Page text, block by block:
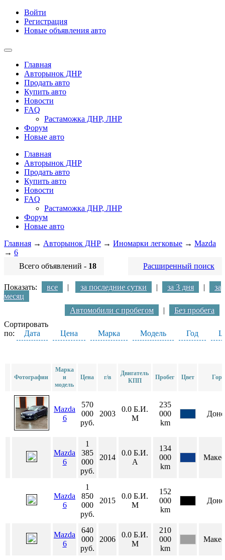
Войти
Регистрация
Новые объявления авто
Главная
Авторынок ДНР
Продать авто
Купить авто
Новости
FAQ
Растаможка ДНР, ЛНР
Форум
Новые авто
Главная
Авторынок ДНР
Продать авто
Купить авто
Новости
FAQ
Растаможка ДНР, ЛНР
Форум
Новые авто
Главная → Авторынок ДНР → Иномарки легковые → Mazda
→ 6
Всего объявлений - 18 Расширенный поиск
Показать: все | за последние сутки | за 3 дня |
за
месяц
Автомобили с пробегом
|
Без пробега
Сортировать
по:
Дата Цена Марка Модель Год
Фотографии
Марка
и
модель
Цена г/в
Двигатель
КПП
Пробег Цвет
Mazda
6
570
000
руб.
2003
0.0 Б.И.
М
235
000
km
Mazda
6
1
385
000
руб.
2014
0.0 Б.И.
А
134
000
km
Mazda
6
1
850
000
руб.
2015
0.0 Б.И.
М
152
000
km
Mazda
6
640
000
руб.
2006
0.0 Б.И.
М
210
000
km